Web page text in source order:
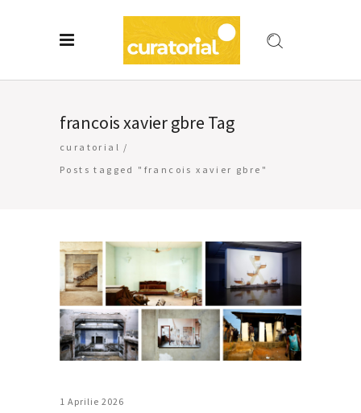
francois xavier gbre Tag
curatorial /
Posts tagged "francois xavier gbre"
1 Aprilie 2026